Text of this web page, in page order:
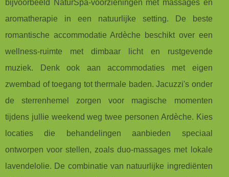
bijvoorbeeld NaturSpa-voorzieningen met massages en
aromatherapie in een natuurlijke setting. De beste
romantische accommodatie Ardèche beschikt over een
wellness-ruimte met dimbaar licht en rustgevende
muziek. Denk ook aan accommodaties met eigen
zwembad of toegang tot thermale baden. Jacuzzi's onder
de sterrenhemel zorgen voor magische momenten
tijdens jullie weekend weg twee personen Ardèche. Kies
locaties die behandelingen aanbieden speciaal
ontworpen voor stellen, zoals duo-massages met lokale
lavendelolie. De combinatie van natuurlijke ingrediënten